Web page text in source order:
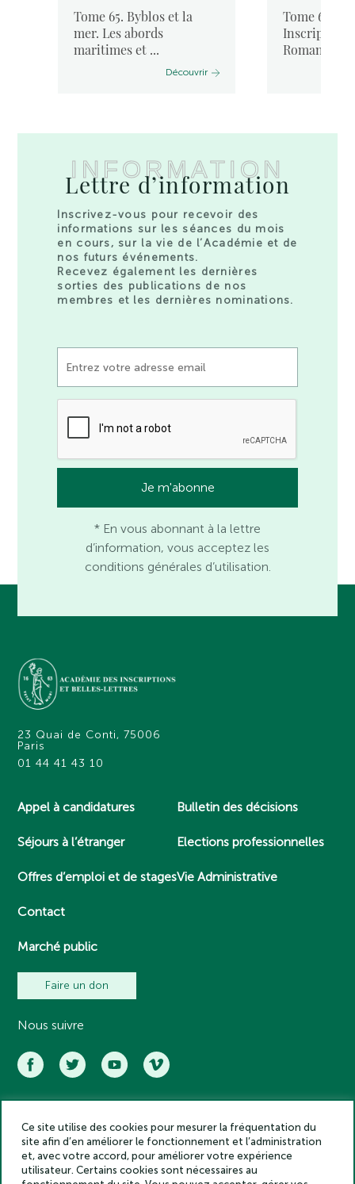
Tome 65. Byblos et la
mer. Les abords
maritimes et ...
Découvrir
Tome 64. «
Romanae ...
INFORMATION
Lettre d’information
Inscrivez-vous pour recevoir des
informations sur les séances du mois
en cours, sur la vie de l’Académie et de
nos futurs événements.
Recevez également les dernières
sorties des publications de nos
membres et les dernières nominations.
* En vous abonnant à la lettre
d’information, vous acceptez les
conditions générales d’utilisation.
23 Quai de Conti, 75006
Paris
01 44 41 43 10
Appel à candidatures
Séjours à l’étranger
Offres d’emploi et de stages
Contact
Marché public
Bulletin des décisions
Elections professionnelles
Vie Administrative
Faire un don
Nous suivre
Académie des inscriptions et belles lettres – Tous droits réservés
2025
Politique de confidentialité
Mentions légales
Ce site utilise des cookies pour mesurer la fréquentation du
site afin d’en améliorer le fonctionnement et l’administration
et, avec votre accord, pour améliorer votre expérience
utilisateur. Certains cookies sont nécessaires au